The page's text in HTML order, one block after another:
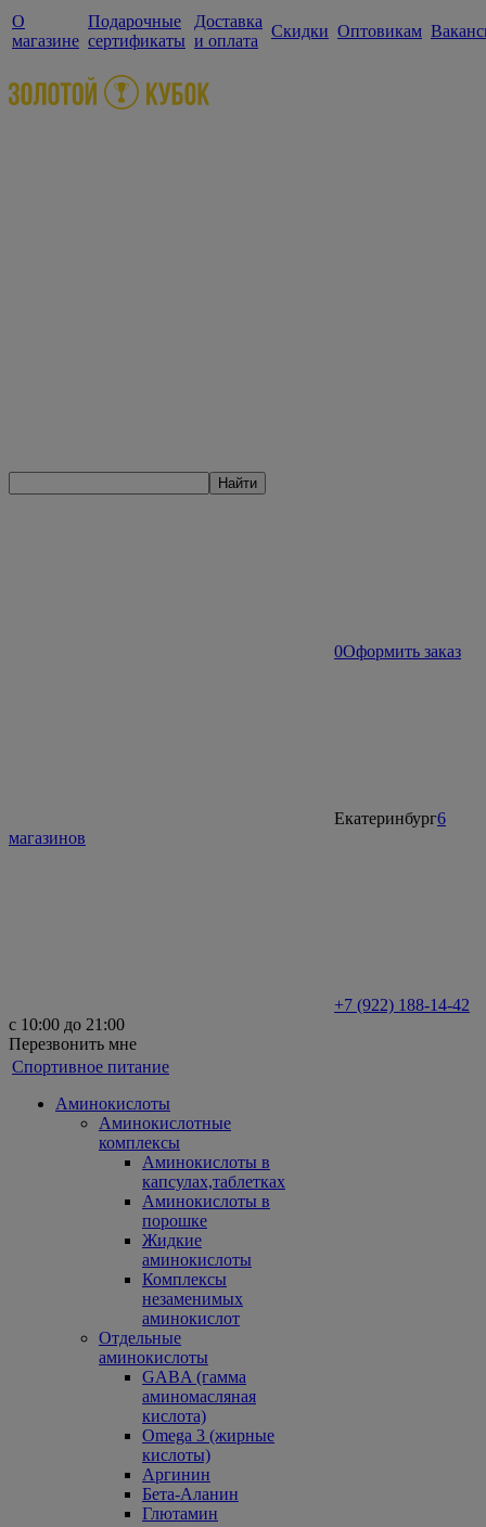
О
магазине
Подарочные
сертификаты
Доставка
и оплата
Скидки Оптовикам
Найти
0Оформить заказ
Екатеринбург6
магазинов
+7 (922) 188-14-42
с 10:00 до 21:00
Перезвонить мне
Спортивное питание
Аминокислоты
Аминокислотные
комплексы
Аминокислоты в
капсулах,таблетках
Аминокислоты в
порошке
Жидкие
аминокислоты
Комплексы
незаменимых
аминокислот
Отдельные
аминокислоты
GABA (гамма
аминомасляная
кислота)
Omega 3 (жирные
кислоты)
Аргинин
Бета-Аланин
Глютамин